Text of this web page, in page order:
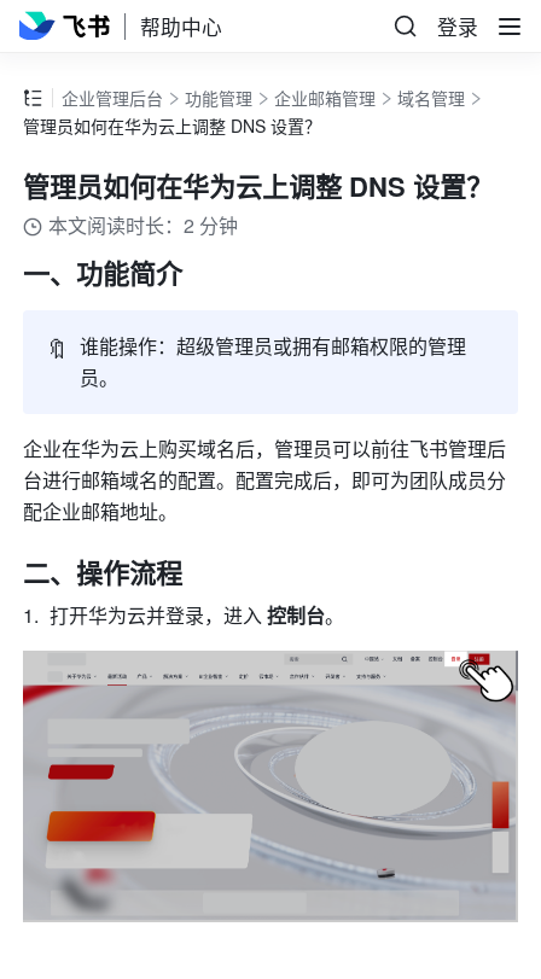
帮助中心 登录
企业管理后台 功能管理 企业邮箱管理
域名管理
管理员如何在华为云上调整 DNS 设置？
管理员如何在华为云上调整 DNS 设置？
本文阅读时长：2 分钟
一、功能简介
🔖
谁能操作：超级管理员或拥有邮箱权限的管理
员。
企业在华为云上购买域名后，管理员可以前往飞书管理后
台进行邮箱域名的配置。配置完成后，即可为团队成员分
配企业邮箱地址。
二、操作流程
打开华为云并登录，进入 控制台。